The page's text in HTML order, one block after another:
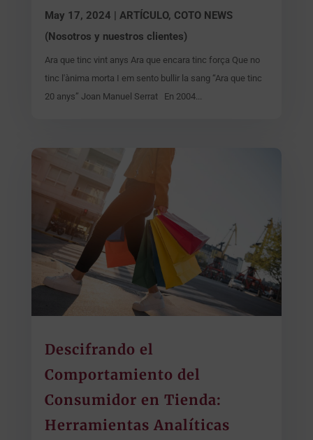
May 17, 2024 | ARTÍCULO, COTO NEWS
(Nosotros y nuestros clientes)
Ara que tinc vint anys Ara que encara tinc força Que no
tinc l'ànima morta I em sento bullir la sang “Ara que tinc
20 anys” Joan Manuel Serrat En 2004...
Descifrando el
Comportamiento del
Consumidor en Tienda:
Herramientas Analíticas